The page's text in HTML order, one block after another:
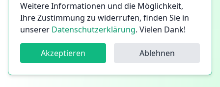
Weitere Informationen und die Möglichkeit,
Ihre Zustimmung zu widerrufen, finden Sie in
unserer Datenschutzerklärung. Vielen Dank!
Akzeptieren Ablehnen